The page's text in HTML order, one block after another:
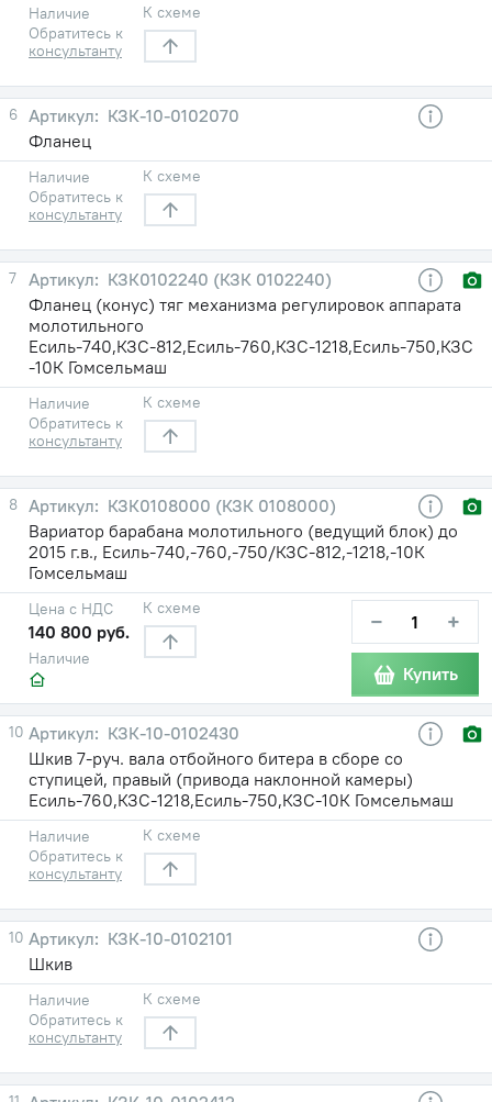
Наличие
Обратитесь к
консультанту
К схеме
6
КЗК-10-0102070
Фланец
Наличие
Обратитесь к
консультанту
К схеме
7
КЗК0102240 (КЗК 0102240)
Фланец (конус) тяг механизма регулировок аппарата
молотильного
Есиль-740,КЗС-812,Есиль-760,КЗС-1218,Есиль-750,КЗС
-10К Гомсельмаш
Наличие
Обратитесь к
консультанту
К схеме
8
КЗК0108000 (КЗК 0108000)
Вариатор барабана молотильного (ведущий блок) до
2015 г.в., Есиль-740,-760,-750/КЗС-812,-1218,-10К
Гомсельмаш
Наличие
Цена с НДС
140 800 руб.
К схеме − +
Купить
10
КЗК-10-0102430
Шкив 7-руч. вала отбойного битера в сборе со
ступицей, правый (привода наклонной камеры)
Есиль-760,КЗС-1218,Есиль-750,КЗС-10К Гомсельмаш
Наличие
Обратитесь к
консультанту
К схеме
10
КЗК-10-0102101
Шкив
Наличие
Обратитесь к
консультанту
К схеме